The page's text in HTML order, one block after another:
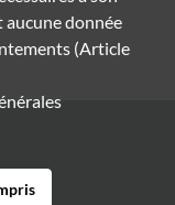
donnée
(Article